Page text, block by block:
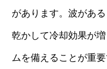
があります。波があ
乾かして冷却効果が
ムを備えることが重要